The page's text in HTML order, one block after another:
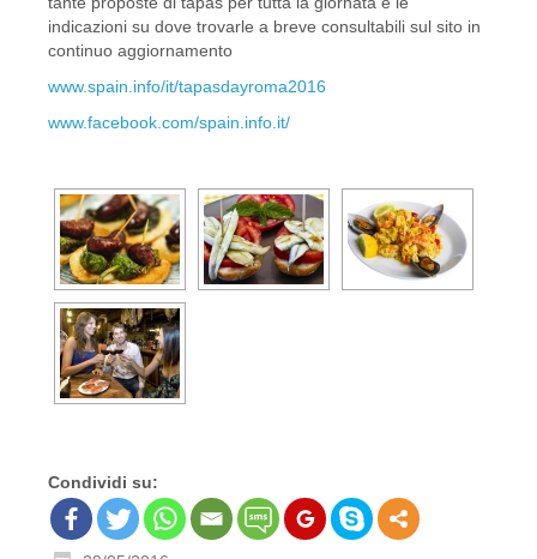
indicazioni su dove trovarle a breve consultabili sul sito in
continuo aggiornamento
www.spain.info/it/tapasdayroma2016
www.facebook.com/spain.info.it/
Condividi su: